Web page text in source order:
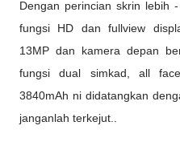
Dengan perincian skrin lebih
fungsi HD dan fullview
13MP dan kamera depan
fungsi dual simkad, all
3840mAh ni didatangkan
janganlah terkejut..